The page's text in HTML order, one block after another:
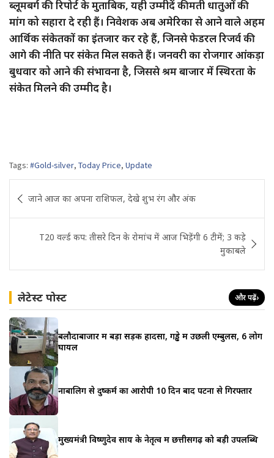
ब्लूमबर्ग की रिपोर्ट के मुताबिक, यही उम्मीदें कीमती धातुओं की
मांग को सहारा दे रही हैं। निवेशक अब अमेरिका से आने वाले अहम
आर्थिक संकेतकों का इंतजार कर रहे हैं, जिनसे फेडरल रिजर्व की
आगे की नीति पर संकेत मिल सकते हैं। जनवरी का रोजगार आंकड़ा
बुधवार को आने की संभावना है, जिससे श्रम बाजार में स्थिरता के
संकेत मिलने की उम्मीद है।
Tags: #Gold-silver, Today Price, Update
navigation
जाने आज का अपना राशिफल, देखे शुभ रंग और अंक
T20 वर्ल्ड कप: तीसरे दिन के रोमांच में आज भिड़ेंगी 6 टीमें; 3 कड़े
मुकाबले
लेटेस्ट पोस्ट और पढ़ें›
बलौदाबाजार में बड़ा सड़क हादसा, गड्ढे में उछली एम्बुलेंस, 6 लोग
घायल
नाबालिग से दुष्कर्म का आरोपी 10 दिन बाद पटना से गिरफ्तार
मुख्यमंत्री विष्णुदेव साय के नेतृत्व में छत्तीसगढ़ को बड़ी उपलब्धि